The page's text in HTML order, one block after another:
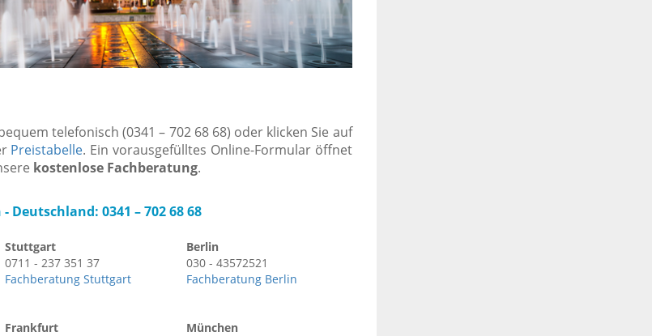
telefonisch (0341 – 702 68 68) oder klicken Sie auf
Preistabelle. Ein vorausgefülltes Online-Formular öffnet
kostenlose Fachberatung.
- Deutschland: 0341 – 702 68 68
Stuttgart
0711 - 237 351 37
Fachberatung Stuttgart
Berlin
030 - 43572521
Fachberatung Berlin
Frankfurt
München